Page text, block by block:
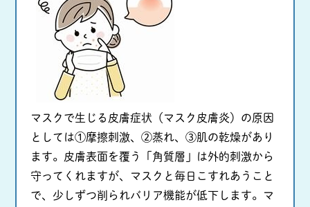
マスクで生じる皮膚症状（マスク皮膚炎）の原因
としては①摩擦刺激、②蒸れ、③肌の乾燥があり
ます。皮膚表面を覆う「角質層」は外的刺激から
守ってくれますが、マスクと毎日こすれあうこと
で、少しずつ削られバリア機能が低下します。マ